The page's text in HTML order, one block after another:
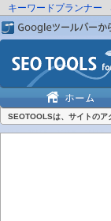
キーワードプランナー
SEOTOOLSは、サイトのア